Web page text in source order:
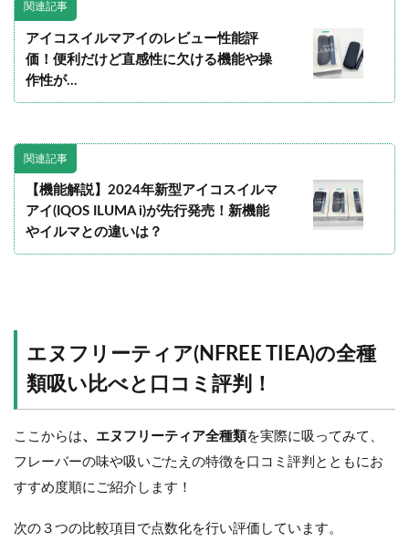
関連記事
アイコスイルマアイのレビュー性能評
価！便利だけど直感性に欠ける機能や操
作性が…
関連記事
【機能解説】2024年新型アイコスイルマ
アイ(IQOS ILUMA i)が先行発売！新機能
やイルマとの違いは？
エヌフリーティア(NFREE TIEA)の全種
類吸い比べと口コミ評判！
ここからは、エヌフリーティア全種類 を実際に吸ってみて、
フレーバーの味や吸いごたえの特徴を口コミ評判とともにお
すすめ度順にご紹介します！
次の３つの比較項目で点数化を行い評価しています。